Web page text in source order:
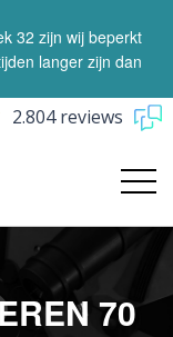
32 zijn wij beperkt
langer zijn dan
2.804 reviews
70